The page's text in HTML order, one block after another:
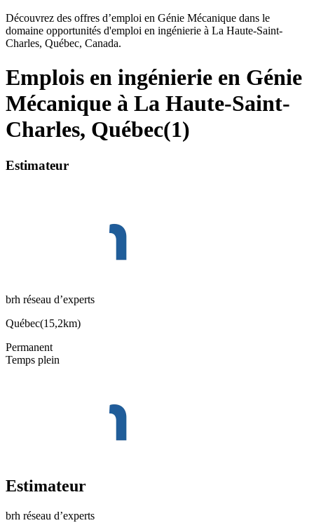
Découvrez des offres d’emploi en Génie Mécanique dans le
domaine opportunités d'emploi en ingénierie à La Haute-Saint-
Charles, Québec, Canada.
Emplois en ingénierie en Génie
Mécanique à La Haute-Saint-
Charles, Québec(1)
Estimateur
brh réseau d’experts
Québec(15,2km)
Permanent
Temps plein
Estimateur
brh réseau d’experts